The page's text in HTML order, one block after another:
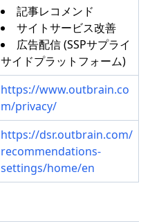
記事レコメンド
サイトサービス改善
広告配信 (SSPサプライ
サイドプラットフォーム)
https://www.outbrain.co
m/privacy/
https://dsr.outbrain.com/
recommendations-
settings/home/en